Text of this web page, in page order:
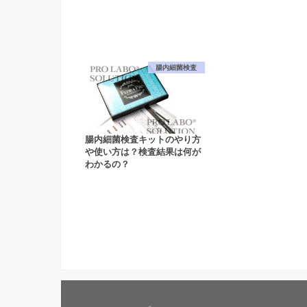
腸内細菌検査
腸内細菌検査キットのやり方
や使い方は？検査結果は何が
わかるの？